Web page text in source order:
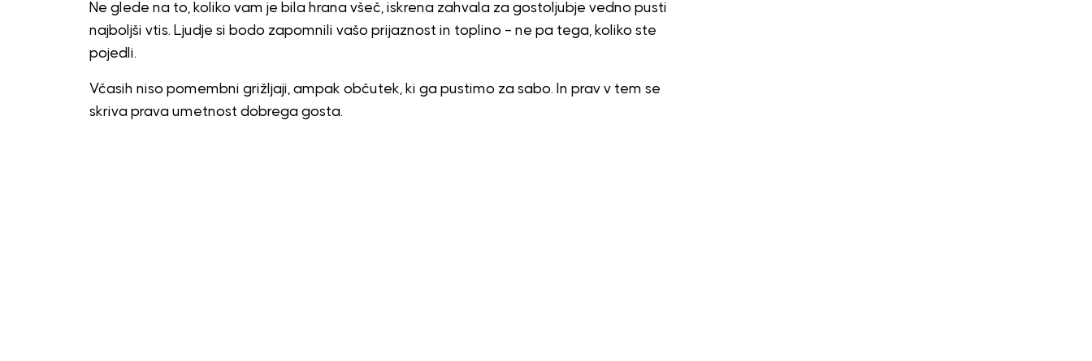
Ne glede na to, koliko vam je bila hrana všeč, iskrena zahvala za gostoljubje vedno pusti
najboljši vtis. Ljudje si bodo zapomnili vašo prijaznost in toplino – ne pa tega, koliko ste
pojedli.
Včasih niso pomembni grižljaji, ampak občutek, ki ga pustimo za sabo. In prav v tem se
skriva prava umetnost dobrega gosta.